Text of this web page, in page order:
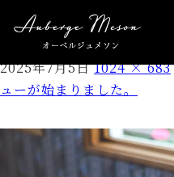
IMG_2715
2025年7月5日 1024 × 683
ューが始まりました。